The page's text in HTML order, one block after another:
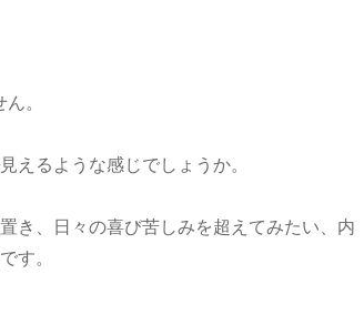
。
えるような感じでしょうか。
き、日々の喜び苦しみを超えてみたい、内
す。